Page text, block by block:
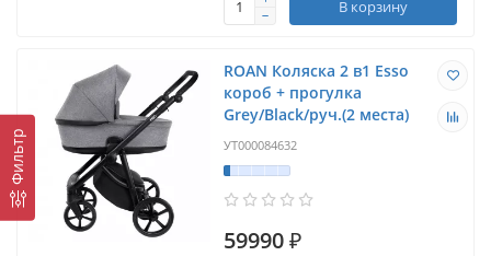
Фильтр
В корзину
ROAN Коляска 2 в1 Esso
короб + прогулка
Grey/Black/руч.(2 места)
УТ000084632
59990 ₽